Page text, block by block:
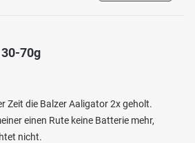
70g
Zeit die Balzer Aaligator 2x geholt.
einen Rute keine Batterie mehr,
nicht.